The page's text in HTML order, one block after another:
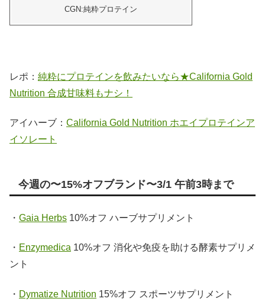
CGN:純粋プロテイン
レポ： 純粋にプロテインを飲みたいなら★California Gold
Nutrition 合成甘味料もナシ！
アイハーブ： California Gold Nutrition ホエイプロテインア
イソレート
今週の〜15%オフブランド〜3/1 午前3時まで
・ Gaia Herbs 10%オフ ハーブサプリメント
・ Enzymedica 10%オフ 消化や免疫を助ける酵素サプリメ
ント
・ Dymatize Nutrition 15%オフ スポーツサプリメント